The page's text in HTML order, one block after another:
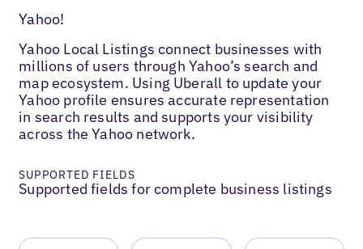
Yahoo!
Yahoo Local Listings connect businesses with
millions of users through Yahoo’s search and
map ecosystem. Using Uberall to update your
Yahoo profile ensures accurate representation
in search results and supports your visibility
across the Yahoo network.
SUPPORTED FIELDS
Supported fields for complete business listings